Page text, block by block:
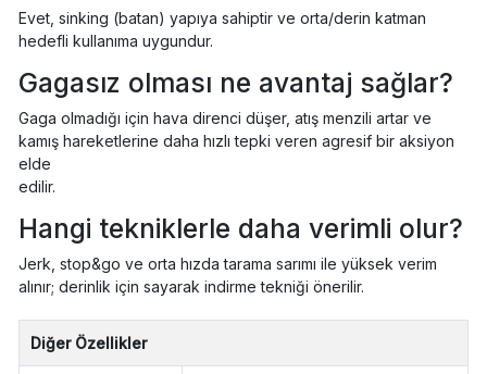
Evet, sinking (batan) yapıya sahiptir ve orta/derin katman
hedefli kullanıma uygundur.
Gagasız olması ne avantaj sağlar?
Gaga olmadığı için hava direnci düşer, atış menzili artar ve
kamış hareketlerine daha hızlı tepki veren agresif bir aksiyon
elde
edilir.
Hangi tekniklerle daha verimli olur?
Jerk, stop&go ve orta hızda tarama sarımı ile yüksek verim
alınır; derinlik için sayarak indirme tekniği önerilir.
Diğer Özellikler